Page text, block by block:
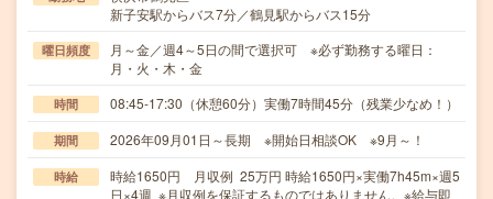
新子安駅からバス7分／鶴見駅からバス15分
曜日頻度
月～金／週4～5日の間で選択可 ※必ず勤務する曜日：
月・火・木・金
時間 08:45-17:30（休憩60分）実働7時間45分（残業少なめ！）
期間 2026年09月01日～長期 ※開始日相談OK ※9月～！
時給
時給1650円 月収例 25万円 時給1650円×実働7h45m×週5
日×4週 ※月収例を保証するものではありません。※給与即